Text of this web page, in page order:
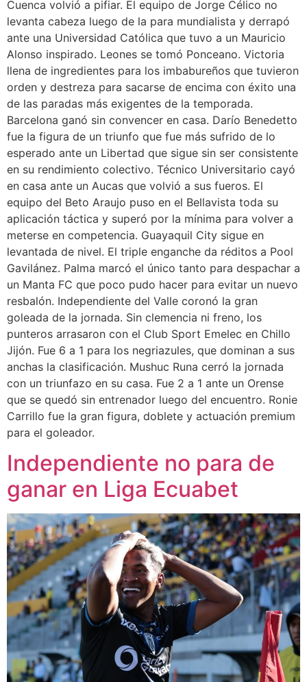
Cuenca volvió a pifiar. El equipo de Jorge Célico no
levanta cabeza luego de la para mundialista y derrapó
ante una Universidad Católica que tuvo a un Mauricio
Alonso inspirado. Leones se tomó Ponceano. Victoria
llena de ingredientes para los imbabureños que tuvieron
orden y destreza para sacarse de encima con éxito una
de las paradas más exigentes de la temporada.
Barcelona ganó sin convencer en casa. Darío Benedetto
fue la figura de un triunfo que fue más sufrido de lo
esperado ante un Libertad que sigue sin ser consistente
en su rendimiento colectivo. Técnico Universitario cayó
en casa ante un Aucas que volvió a sus fueros. El
equipo del Beto Araujo puso en el Bellavista toda su
aplicación táctica y superó por la mínima para volver a
meterse en competencia. Guayaquil City sigue en
levantada de nivel. El triple enganche da réditos a Pool
Gavilánez. Palma marcó el único tanto para despachar a
un Manta FC que poco pudo hacer para evitar un nuevo
resbalón. Independiente del Valle coronó la gran
goleada de la jornada. Sin clemencia ni freno, los
punteros arrasaron con el Club Sport Emelec en Chillo
Jijón. Fue 6 a 1 para los negriazules, que dominan a sus
anchas la clasificación. Mushuc Runa cerró la jornada
con un triunfazo en su casa. Fue 2 a 1 ante un Orense
que se quedó sin entrenador luego del encuentro. Ronie
Carrillo fue la gran figura, doblete y actuación premium
para el goleador.
Independiente no para de
ganar en Liga Ecuabet